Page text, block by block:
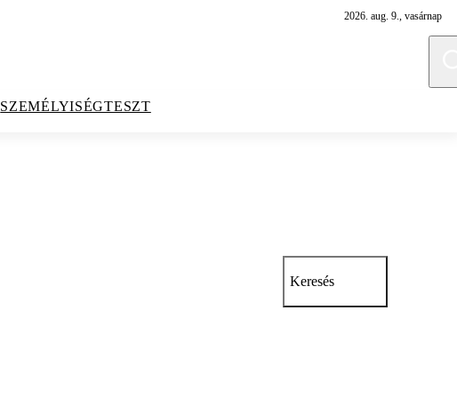
2026. aug. 9., vasárnap
SZEMÉLYISÉGTESZT
Keresés